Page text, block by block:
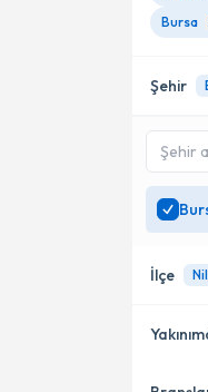
Bursa
Şehir
İlçe